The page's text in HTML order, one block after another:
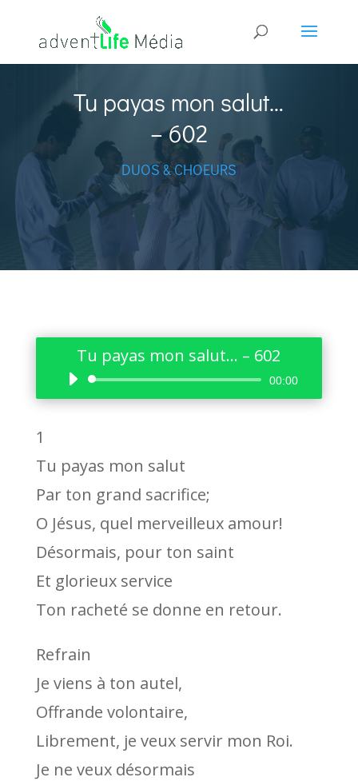
Tu payas mon salut…
– 602
DUOS & CHOEURS
Tu payas mon salut… – 602
Lecteur
audio
00:00
1
Tu payas mon salut
Par ton grand sacrifice;
O Jésus, quel merveilleux amour!
Désormais, pour ton saint
Et glorieux service
Ton racheté se donne en retour.
Refrain
Je viens à ton autel,
Offrande volontaire,
Librement, je veux servir mon Roi.
Je ne veux désormais